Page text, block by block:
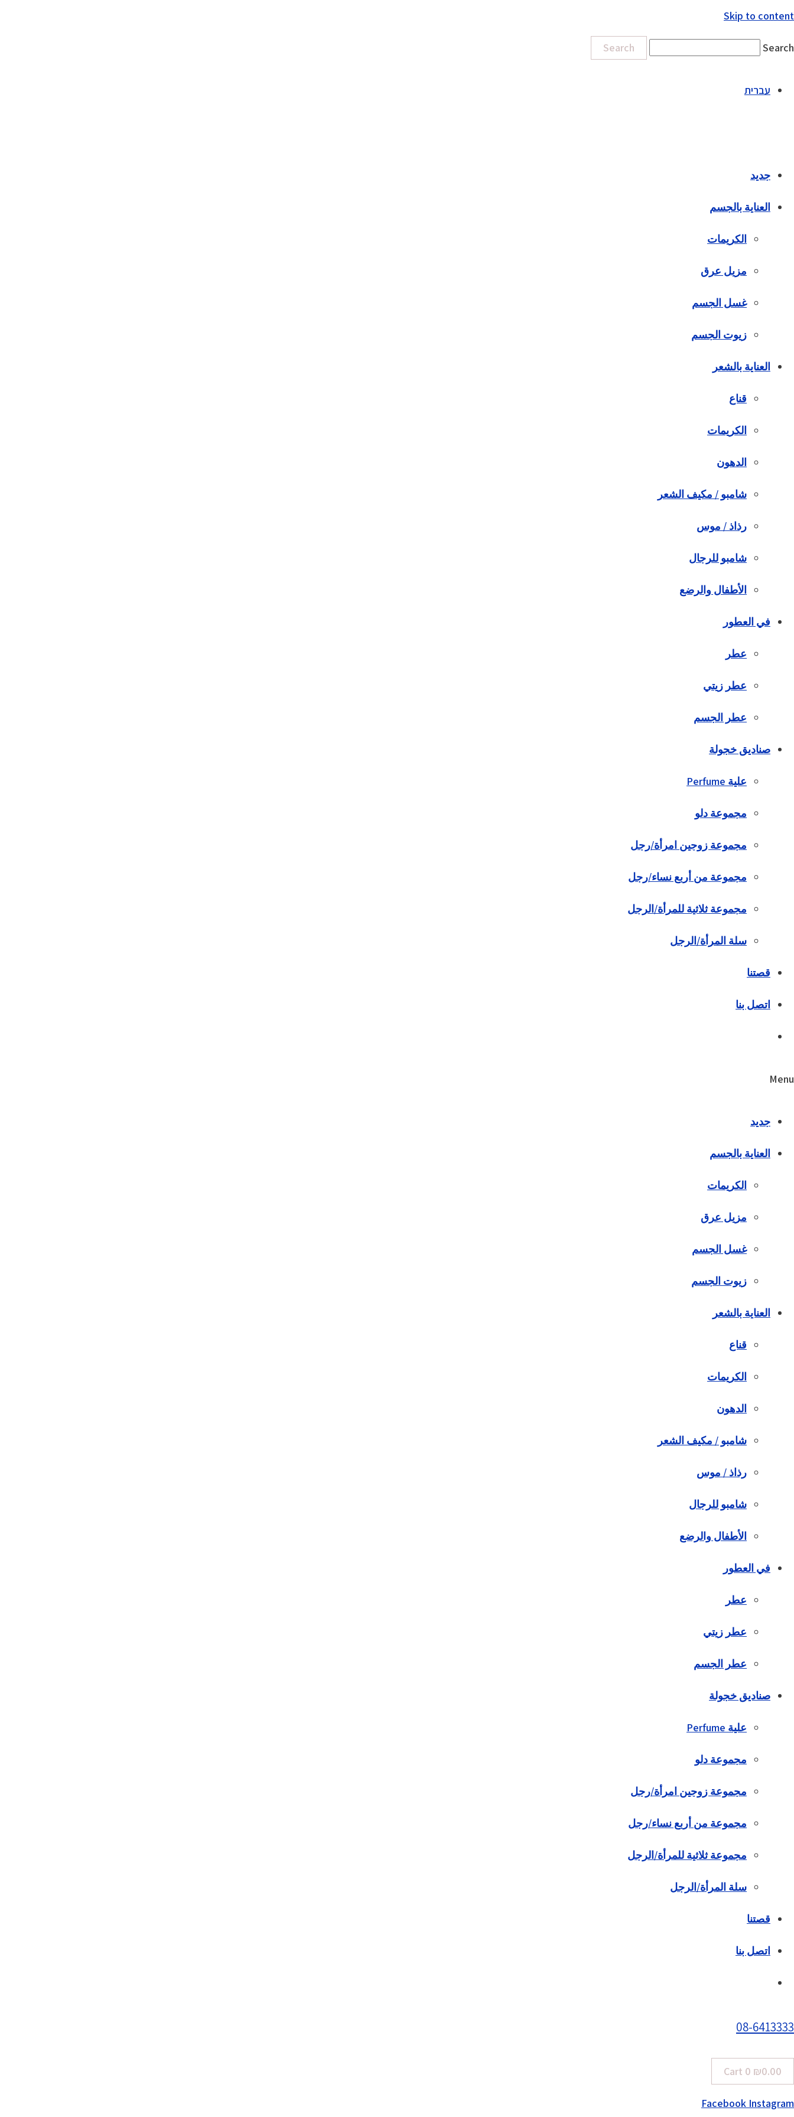
Skip to content
Search
Search
עברית
جديد
العناية بالجسم
الكريمات
مزيل عرق
غسل الجسم
زيوت الجسم
العناية بالشعر
قناع
الكريمات
الدهون
شامبو / مكيف الشعر
رذاذ / موس
شامبو للرجال
الأطفال والرضع
في العطور
عطر
عطر زيتي
عطر الجسم
صناديق خجولة
علية Perfume
مجموعة دلو
مجموعة زوجين امرأة/رجل
مجموعة من أربع نساء/رجل
مجموعة ثلاثية للمرأة/الرجل
سلة المرأة/الرجل
قصتنا
اتصل بنا
Menu
جديد
العناية بالجسم
الكريمات
مزيل عرق
غسل الجسم
زيوت الجسم
العناية بالشعر
قناع
الكريمات
الدهون
شامبو / مكيف الشعر
رذاذ / موس
شامبو للرجال
الأطفال والرضع
في العطور
عطر
عطر زيتي
عطر الجسم
صناديق خجولة
علية Perfume
مجموعة دلو
مجموعة زوجين امرأة/رجل
مجموعة من أربع نساء/رجل
مجموعة ثلاثية للمرأة/الرجل
سلة المرأة/الرجل
قصتنا
اتصل بنا
08-6413333
₪0.00
0
Cart
Facebook Instagram